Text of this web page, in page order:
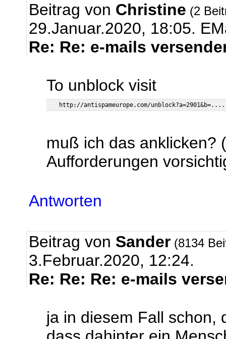
Beitrag von Christine (2
29.Januar.2020, 18:05.
Re: Re: e-mails
To unblock visit
muß ich das anklicken?
Aufforderungen
Antworten
Beitrag von Sander (8134
3.Februar.2020, 12:24.
Re: Re: Re: e-mails
ja in diesem Fall schon,